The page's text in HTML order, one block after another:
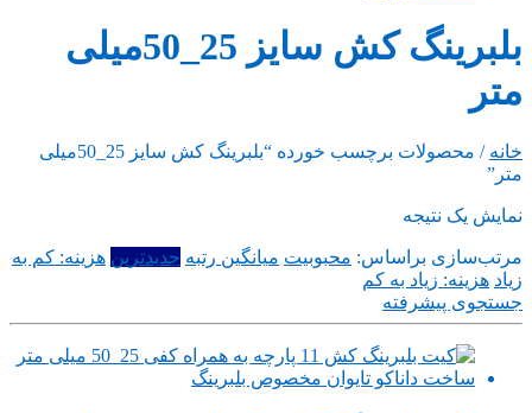
بلبرینگ کش سایز 25_50میلی
متر
خانه
/ محصولات برچسب خورده “بلبرینگ کش سایز 25_50میلی
متر”
نمایش یک نتیجه
مرتب‌سازی براساس: محبوبیت میانگین رتبه جدیدترین هزینه: کم به
زیاد هزینه: زیاد به کم
جستجوی پیشرفته